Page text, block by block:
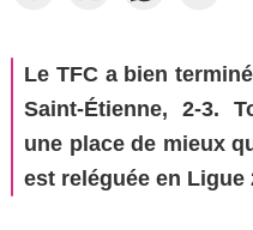
Le TFC a bien
Saint-Étienne, 2-3.
une place de mieux
est reléguée en Ligue